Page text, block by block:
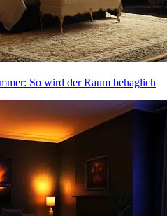
So wird der Raum behaglich